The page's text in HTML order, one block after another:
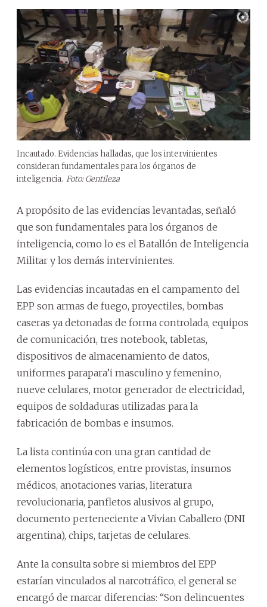
Incautado. Evidencias halladas, que los intervinientes
consideran fundamentales para los órganos de
inteligencia. Foto: Gentileza
A propósito de las evidencias levantadas, señaló
que son fundamentales para los órganos de
inteligencia, como lo es el Batallón de Inteligencia
Militar y los demás intervinientes.
Las evidencias incautadas en el campamento del
EPP son armas de fuego, proyectiles, bombas
caseras ya detonadas de forma controlada, equipos
de comunicación, tres notebook, tabletas,
dispositivos de almacenamiento de datos,
uniformes parapara’i masculino y femenino,
nueve celulares, motor generador de electricidad,
equipos de soldaduras utilizadas para la
fabricación de bombas e insumos.
La lista continúa con una gran cantidad de
elementos logísticos, entre provistas, insumos
médicos, anotaciones varias, literatura
revolucionaria, panfletos alusivos al grupo,
documento perteneciente a Vivian Caballero (DNI
argentina), chips, tarjetas de celulares.
Ante la consulta sobre si miembros del EPP
estarían vinculados al narcotráfico, el general se
encargó de marcar diferencias: “Son delincuentes